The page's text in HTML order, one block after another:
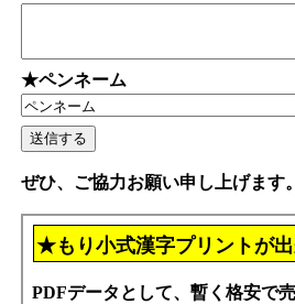
★ペンネーム
ぜひ、ご協力お願い申し上げます。